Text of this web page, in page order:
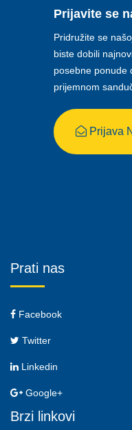
Prijavite se
Pridružite se
biste dobili
posebne ponude
prijemnom
Prijava
Prati nas
Facebook
Twitter
Linkedin
Google+
Brzi linkovi